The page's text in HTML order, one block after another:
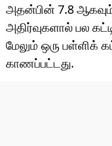
அதன்பின் 7.8 ஆகவும்
அதிர்வுகளால் பல
மேலும் ஒரு பள்ளிக்
காணப்பட்டது.